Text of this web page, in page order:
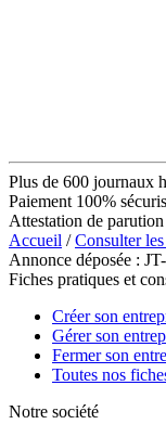
Plus de 600 journaux
Paiement 100%
Attestation de
Accueil /Consulter
Annonce déposée :
Fiches pratiques et
Créer son
Gérer son
Fermer son
Toutes nos
Notre société